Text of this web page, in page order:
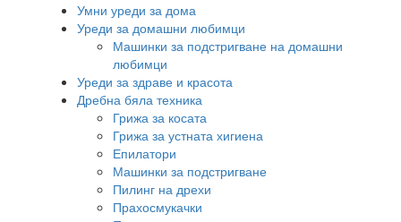
Умни уреди за дома
Уреди за домашни любимци
Машинки за подстригване на домашни
любимци
Уреди за здраве и красота
Дребна бяла техника
Грижа за косата
Грижа за устната хигиена
Епилатори
Машинки за подстригване
Пилинг на дрехи
Прахосмукачки